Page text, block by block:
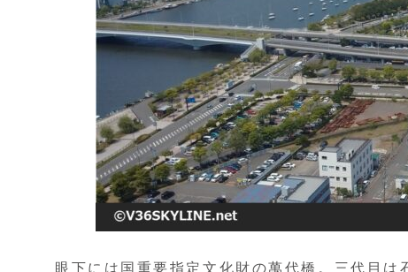
眼下には国重要指定文化財の萬代橋。三代目